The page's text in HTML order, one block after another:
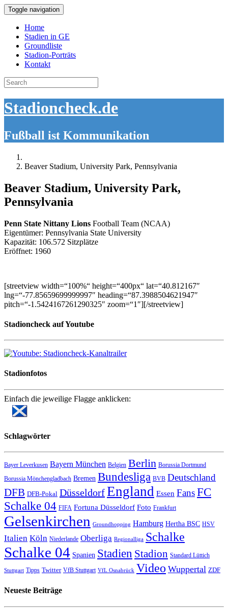
Toggle navigation
Home
Stadien in GE
Groundliste
Stadion-Porträts
Kontakt
Search
for:
Stadioncheck.de
Fußball ist Kommunikation
Beaver Stadium, University Park, Pennsylvania
Beaver Stadium, University Park,
Pennsylvania
Penn State Nittany Lions Football Team (NCAA)
Eigentümer: Pennsylvania State University
Kapazität: 106.572 Sitzplätze
Eröffnet: 1960
[streetview width=“100%“ height=“400px“ lat=“40.812167″
lng=“-77.85659699999997″ heading=“87.3988504621947″
pitch=“-1.5424167261290325″ zoom=“1″][/streetview]
Stadioncheck auf Youtube
Stadionfotos
Einfach die jeweilige Flagge anklicken:
Schlagwörter
Bayer Leverkusen Bayern München Belgien Berlin Borussia Dortmund
Borussia Mönchengladbach Bremen Bundesliga BVB Deutschland
DFB DFB-Pokal DüsseldorfEngland Essen FansFC
Schalke 04 FIFA Fortuna Düsseldorf Foto Frankfurt
Gelsenkirchen Groundhopping Hamburg Hertha BSC HSV
Italien Köln Niederlande Oberliga Regionalliga Schalke
Schalke 04 Spanien Stadien Stadion Standard Lüttich
Stuttgart Tipps Twitter VfB Stuttgart VfL Osnabrück Video Wuppertal ZDF
Neueste Beiträge